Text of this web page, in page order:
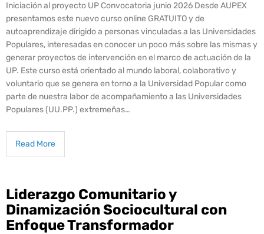
Iniciación al proyecto UP Convocatoria junio 2026 Desde AUPEX
presentamos este nuevo curso online GRATUITO y de
autoaprendizaje dirigido a personas vinculadas a las Universidades
Populares, interesadas en conocer un poco más sobre las mismas y
generar proyectos de intervención en el marco de actuación de la
UP. Este curso está orientado al mundo laboral, colaborativo y
voluntario que se genera en torno a la Universidad Popular como
parte de nuestra labor de acompañamiento a las Universidades
Populares (UU.PP.) extremeñas…
Read More
Liderazgo Comunitario y
Dinamización Sociocultural con
Enfoque Transformador